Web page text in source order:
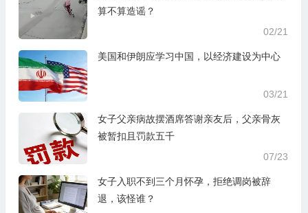
算不算造谣？
02/21
美国和伊朗应学习中国，以经济建设为中心
03/21
女子父亲病故摆酒席答谢亲友后，父亲骨灰
被暂扣且罚款五千
07/23
女子入职不到三个月怀孕，拒绝调岗被辞
退，该怪谁？